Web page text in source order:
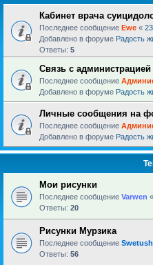
Кабинет врача
Последнее сообщение Ewe «
Добавлено в форуме Радость
Ответы: 5
Связь с
Последнее сообщение
Добавлено в форуме Радость
Личные сообщения на
Последнее сообщение
Добавлено в форуме Радость
Мои рисунки
Последнее сообщение Varwen «
Ответы: 20
Рисунки Мурзика
Последнее сообщение
Ответы: 56